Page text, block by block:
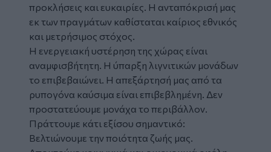
προκλήσεις και ευκαιρίες. Η ανταπόκρισή μας
εκ των πραγμάτων καθίσταται καίριος εθνικός
και μετρήσιμος στόχος.
Η ενεργειακή υστέρηση της χώρας είναι
αναμφισβήτητη. Η ύπαρξη λιγνιτικών μονάδων
το επιβεβαιώνει. Η απεξάρτησή μας από τα
ρυπογόνα καύσιμα είναι επιβεβλημένη. Δεν
προστατεύουμε μονάχα το περιβάλλον.
Πράττουμε κάτι εξίσου σημαντικό:
Βελτιώνουμε την ποιότητα ζωής μας.